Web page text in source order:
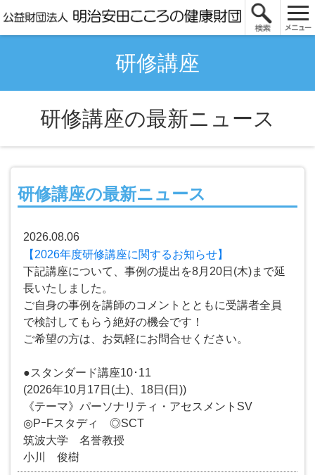
研修講座
研修講座の最新ニュース
研修講座の最新ニュース
2026.08.06
【2026年度研修講座に関するお知らせ】
下記講座について、事例の提出を8月20日(木)まで延
長いたしました。
ご自身の事例を講師のコメントとともに受講者全員
で検討してもらう絶好の機会です！
ご希望の方は、お気軽にお問合せください。
●スタンダード講座10･11
(2026年10月17日(土)、18日(日))
《テーマ》パーソナリティ・アセスメントSV
◎PｰFスタディ ◎SCT
筑波大学 名誉教授
小川 俊樹